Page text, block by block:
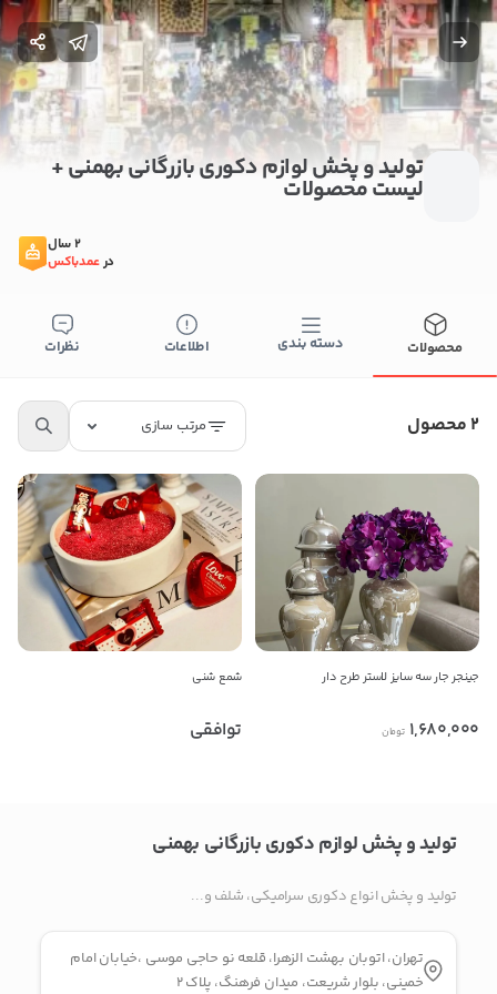
تولید و پخش لوازم دکوری بازرگانی بهمنی +
لیست محصولات
2 سال
درعمدباکس
محصولات دسته بندی اطلاعات نظرات
2 محصول مرتب سازی
جینجر جار سه سایز لاستر طرح دار
1,680,000 تومان
شمع شنی
توافقی
تولید و پخش لوازم دکوری بازرگانی بهمنی
کپی 09128118289
راه های دیگر ارتباطی
پیام در تلگرام
بدیهی است عمدباکس هیچ نوع مسئولیتی در قبال نداشته و
تولید و پخش لوازم دکوری بازرگانی بهمنی
تولید و پخش انواع دکوری سرامیکی، شلف و...
تهران، اتوبان بهشت الزهرا، قلعه نو حاجی موسی ،خیابان امام
خمینی، بلوار شریعت، میدان فرهنگ، پلاک ۲